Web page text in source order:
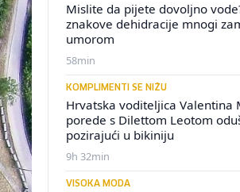
Mislite da pijete dovoljno
znakove dehidracije mnogi
umorom
58min
KOMPLIMENTI SE NIŽU
Hrvatska voditeljica Valentina
porede s Dilettom Leotom
pozirajući u bikiniju
9h 32min
VISOKA MODA